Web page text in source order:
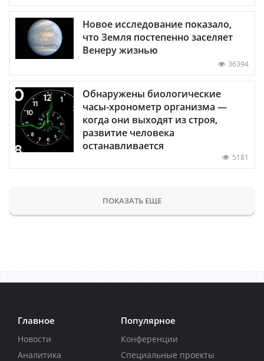
Новое исследование показало,
что Земля постепенно заселяет
Венеру жизнью
36394
Обнаружены биологические
часы-хронометр организма —
когда они выходят из строя,
развитие человека
останавливается
5181
ПОКАЗАТЬ ЕЩЕ
Главное
Новости
Аналитика
Популярное
Конференции
Специальные проекты